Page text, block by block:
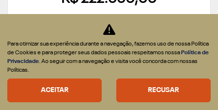
CONFIRA A OFERTA
Para otimizar sua experiência durante a navegação, fazemos uso de nossa Política
de Cookies e para proteger seus dados pessoais respeitamos nossa Política de
Privacidade. Ao seguir com a navegação e visita você concorda com nossas
Políticas.
ACEITAR RECUSAR